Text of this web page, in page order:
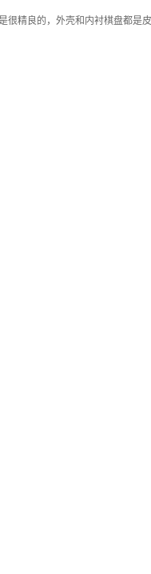
精良的，外壳和内衬棋盘都